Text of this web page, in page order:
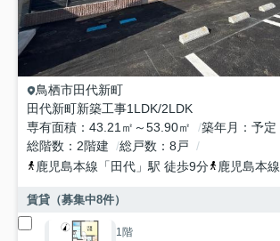
鳥栖市田代新町
田代新町新築工事1LDK/2LDK
専有面積
43.21㎡～53.90㎡ 築年月
予定
総階数
2階建 総戸数
8戸
鹿児島本線 「 田代 」駅 徒歩9分 鹿児島本線
賃貸（募集中8件）
1階